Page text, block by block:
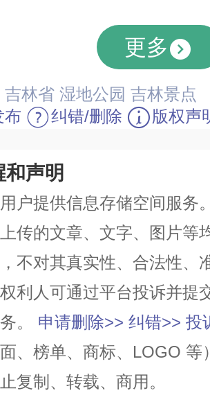
更多
吉林省 湿地公园 吉林景点
布 纠错/删除 版权声
和声明
户提供信息存储空间服务
传的文章、文字、图片等
不对其真实性、合法性、
利人可通过平台投诉并提
。
申请删除>> 纠错>> 投
、榜单、商标、LOGO
复制、转载、商用。